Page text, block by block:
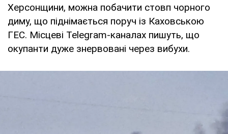
Херсонщини, можна побачити стовп чорного
диму, що піднімається поруч із Каховською
ГЕС. Місцеві Telegram-каналах пишуть, що
окупанти дуже знервовані через вибухи.